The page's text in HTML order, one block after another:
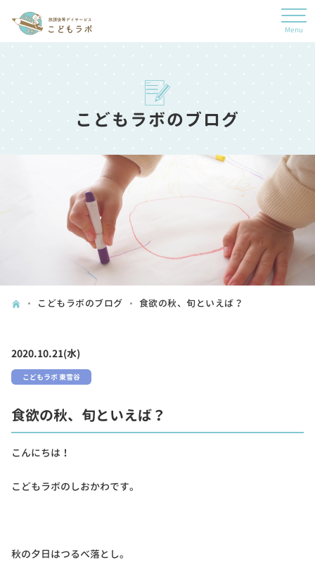
こどもラボのブログ
こどもラボのブログ 食欲の秋、旬といえば？
2020.10.21(水)
こどもラボ 東雪谷
食欲の秋、旬といえば？
こんにちは！
こどもラボのしおかわです。
秋の夕日はつるべ落とし。